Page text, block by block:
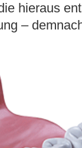
hieraus
–